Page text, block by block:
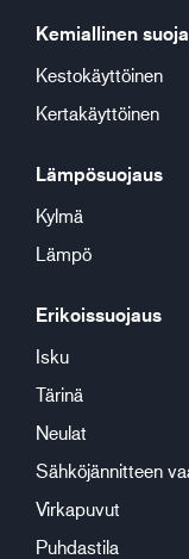
Kemiallinen
Kestokäyttöinen
Kertakäyttöinen
Lämpösuojaus
Kylmä
Lämpö
Erikoissuojaus
Isku
Tärinä
Neulat
Sähköjännitteen
Virkapuvut
Puhdastila